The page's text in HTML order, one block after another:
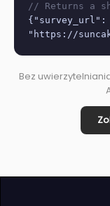
// Returns a
{"survey_url":
"https://
Bez